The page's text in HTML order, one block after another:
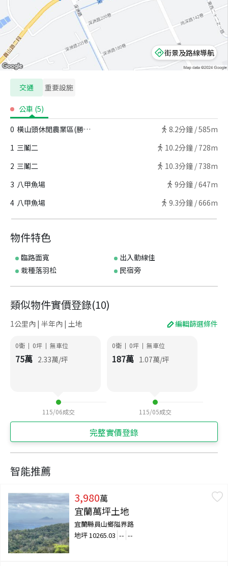
物件特色
臨路面寬
出入動線佳
栽種落羽松
民宿旁
街景及路線導航
交通 重要設施
公車 (5)
0 橫山頭休閒農業區(勝洋水草) 8.2分鐘 /585m
1 三鬮二 10.2分鐘 / 728m
2 三鬮二 10.3分鐘 / 738m
3 八甲魚場 9分鐘 /647m
4 八甲魚場 9.3分鐘 /666m
類似物件實價登錄(10)
1公里內 | 半年內 | 土地 編輯篩選條件
0衛 | 0坪 | 無車位
75萬 2.33萬/坪
115/06成交
0衛 | 0坪 | 無車位
187萬 1.07萬/坪
115/05成交
完整實價登錄
智能推薦
3,980萬
宜蘭萬坪土地
宜蘭縣員山鄉隘界路
地坪 10265.03 -- --